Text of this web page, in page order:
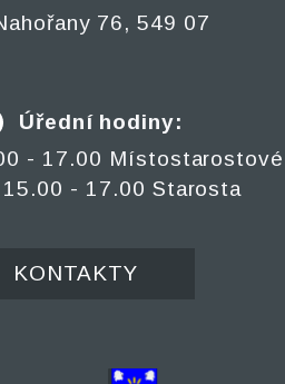
76, 549 07
Úřední hodiny:
- 17.00 Místostarostové
- 17.00 Starosta
KONTAKTY